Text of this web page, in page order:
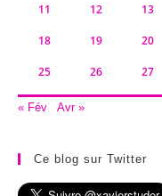
11 12 13
18 19 20
25 26 27
« Fév Avr »
Ce blog sur Twitter